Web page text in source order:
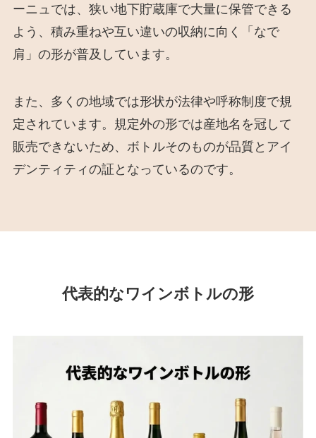
ーニュでは、狭い地下貯蔵庫で大量に保管できる
よう、積み重ねや互い違いの収納に向く「なで
肩」の形が普及しています。
また、多くの地域では形状が法律や呼称制度で規
定されています。規定外の形では産地名を冠して
販売できないため、ボトルそのものが品質とアイ
デンティティの証となっているのです。
代表的なワインボトルの形